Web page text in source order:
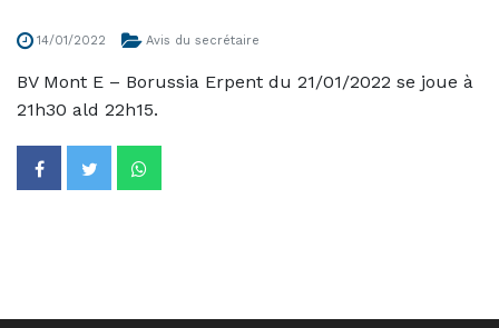
14/01/2022 Avis du secrétaire
BV Mont E – Borussia Erpent du 21/01/2022 se joue à
21h30 ald 22h15.